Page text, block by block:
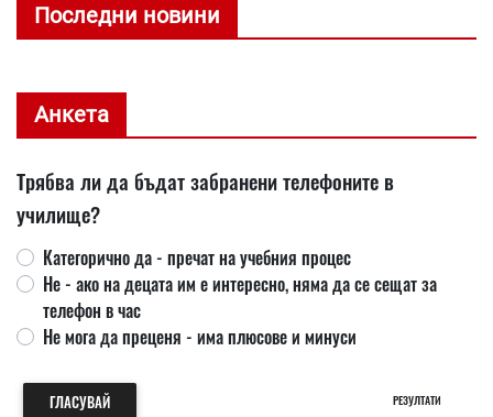
Последни новини
Анкета
Трябва ли да бъдат забранени телефоните в
училище?
Категорично да - пречат на учебния процес
Не - ако на децата им е интересно, няма да се сещат за
телефон в час
Не мога да преценя - има плюсове и минуси
ГЛАСУВАЙ РЕЗУЛТАТИ